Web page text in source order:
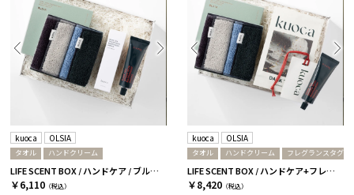
kuoca OLSIA
タオル ハンドクリーム
LIFE SCENT BOX / ハンドケア / ブルー＆ブラック
￥6,110 （税込）
kuoca OLSIA
タオル ハンドクリーム フレグランスタグ
LIFE SCENT BOX / ハンドケア+フレグランス / ブルー＆ブラック
￥8,420 （税込）